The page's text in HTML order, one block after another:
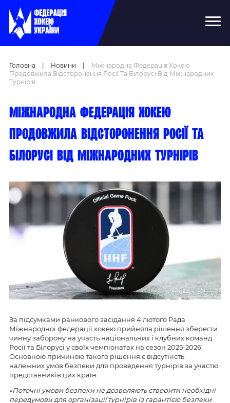
Головна Новини
Міжнародна Федерація Хокею
Продовжила Відсторонення Росії Та Білорусі Від Міжнародних
Турнірів
Міжнародна федерація хокею
продовжила відсторонення Росії та
Білорусі від міжнародних турнірів
За підсумками ранкового засідання 4 лютого Рада
Міжнародної федерації хокею прийняла рішення зберегти
чинну заборону на участь національних і клубних команд
Росії та Білорусі у своїх чемпіонатах на сезон 2025-2026.
Основною причиною такого рішення є відсутність
належних умов безпеки для проведення турнірів за участю
представників цих країн.
«Поточні умови безпеки не дозволяють створити необхідні
передумови для організації турнірів із гарантією безпеки